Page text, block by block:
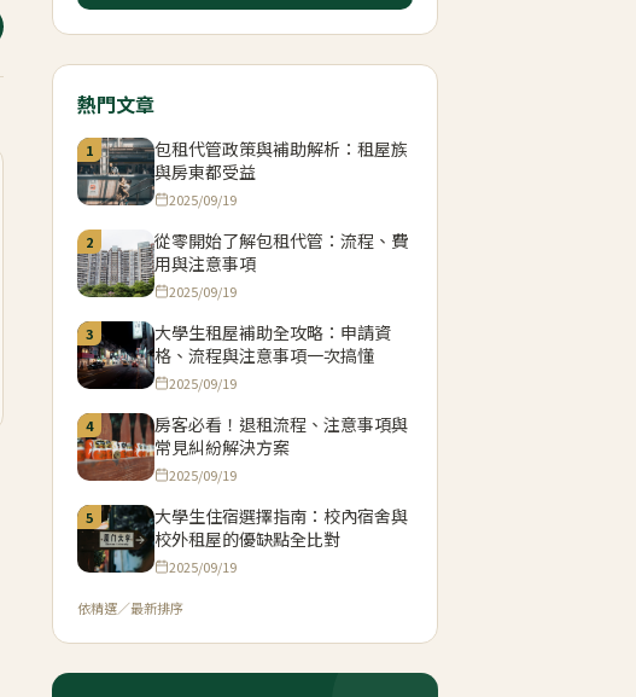
熱門文章
1
包租代管政策與補助解析：租屋族
與房東都受益
2025/09/19
2
從零開始了解包租代管：流程、費
用與注意事項
2025/09/19
3
大學生租屋補助全攻略：申請資
格、流程與注意事項一次搞懂
2025/09/19
4
房客必看！退租流程、注意事項與
常見糾紛解決方案
2025/09/19
5
大學生住宿選擇指南：校內宿舍與
校外租屋的優缺點全比對
2025/09/19
依精選／最新排序